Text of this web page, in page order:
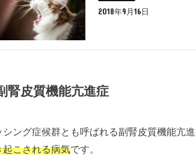
2018年9月16日
腎皮質機能亢進症
シング症候群とも呼ばれる副腎皮質機能亢進
起こされる病気です。